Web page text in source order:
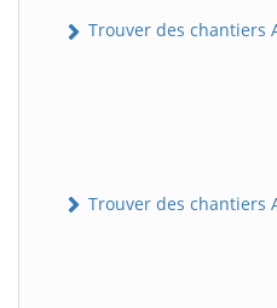
Trouver des chantiers
Trouver des chantiers